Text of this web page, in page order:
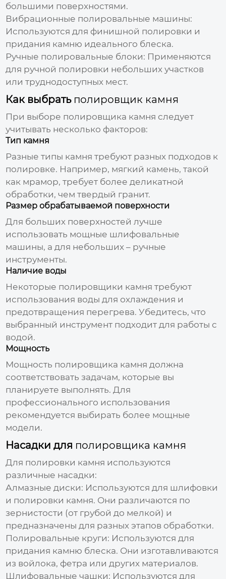
большими поверхностями.
Вибрационные полировальные машины:
Используются для финишной полировки и
придания камню идеального блеска.
Ручные полировальные блоки: Применяются
для ручной полировки небольших участков
или труднодоступных мест.
Как выбрать полировщик камня
При выборе полировщика камня следует
учитывать несколько факторов:
Тип камня
Разные типы камня требуют разных подходов к
полировке. Например, мягкий камень, такой
как мрамор, требует более деликатной
обработки, чем твердый гранит.
Размер обрабатываемой поверхности
Для больших поверхностей лучше
использовать мощные шлифовальные
машины, а для небольших – ручные
инструменты.
Наличие воды
Некоторые полировщики камня требуют
использования воды для охлаждения и
предотвращения перегрева. Убедитесь, что
выбранный инструмент подходит для работы с
водой.
Мощность
Мощность полировщика камня должна
соответствовать задачам, которые вы
планируете выполнять. Для
профессионального использования
рекомендуется выбирать более мощные
модели.
Насадки для полировщика камня
Для полировки камня используются
различные насадки:
Алмазные диски: Используются для шлифовки
и полировки камня. Они различаются по
зернистости (от грубой до мелкой) и
предназначены для разных этапов обработки.
Полировальные круги: Используются для
придания камню блеска. Они изготавливаются
из войлока, фетра или других материалов.
Шлифовальные чашки: Используются для